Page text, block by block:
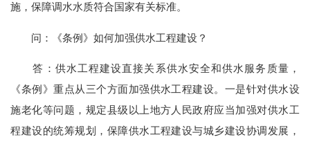
施，保障调水水质符合国家有关标准。
问：《条例》如何加强供水工程建设？
答：供水工程建设直接关系供水安全和供水服务质量，
《条例》重点从三个方面加强供水工程建设。一是针对供水设
施老化等问题，规定县级以上地方人民政府应当加强对供水工
程建设的统筹规划，保障供水工程建设与城乡建设协调发展，